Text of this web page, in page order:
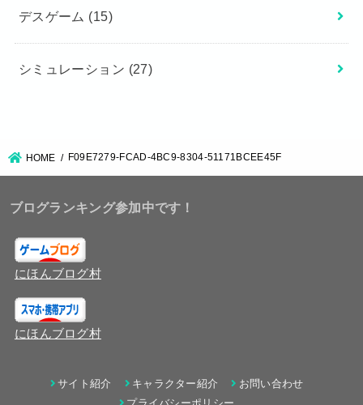
デスゲーム (15)
シミュレーション (27)
HOME F09E7279-FCAD-4BC9-8304-51171BCEE45F
ブログランキング参加中です！
にほんブログ村
にほんブログ村
サイト紹介 キャラクター紹介
お問い合わせ